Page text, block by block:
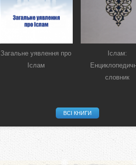
Загальне уявлення про
Іслам
Іслам:
словник
ВСІ КНИГИ